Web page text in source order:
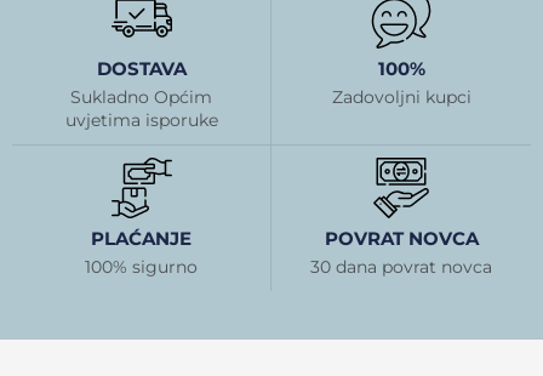
DOSTAVA
Sukladno Općim
uvjetima isporuke
100%
Zadovoljni kupci
PLAĆANJE
100% sigurno
POVRAT NOVCA
30 dana povrat novca